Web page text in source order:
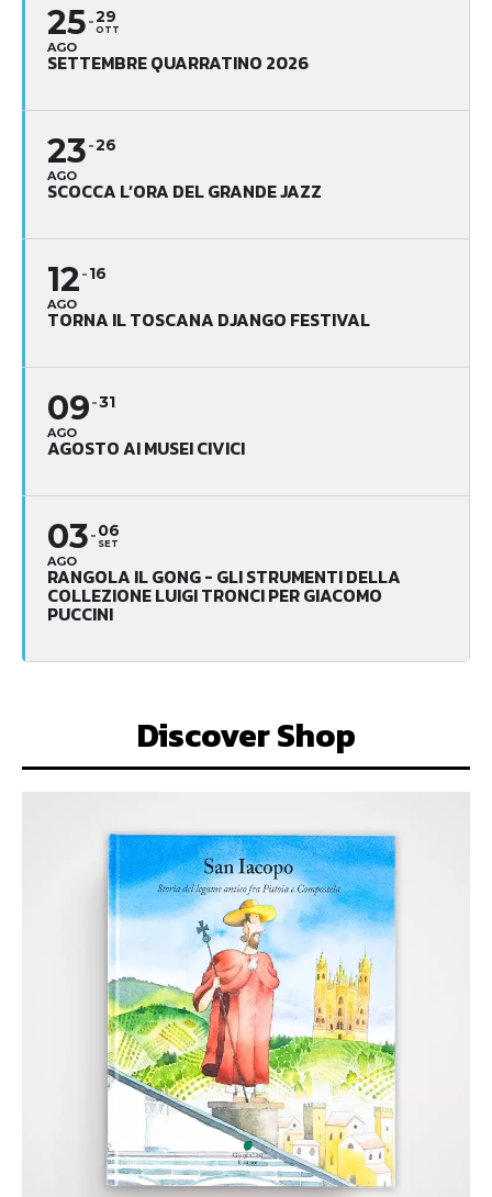
25
AGO
29
OTT
SETTEMBRE QUARRATINO 2026
23
AGO
26
SCOCCA L’ORA DEL GRANDE JAZZ
12
AGO
16
TORNA IL TOSCANA DJANGO FESTIVAL
09
AGO
31
AGOSTO AI MUSEI CIVICI
03
AGO
06
SET
RANGOLA IL GONG - GLI STRUMENTI DELLA
COLLEZIONE LUIGI TRONCI PER GIACOMO
PUCCINI
Discover Shop